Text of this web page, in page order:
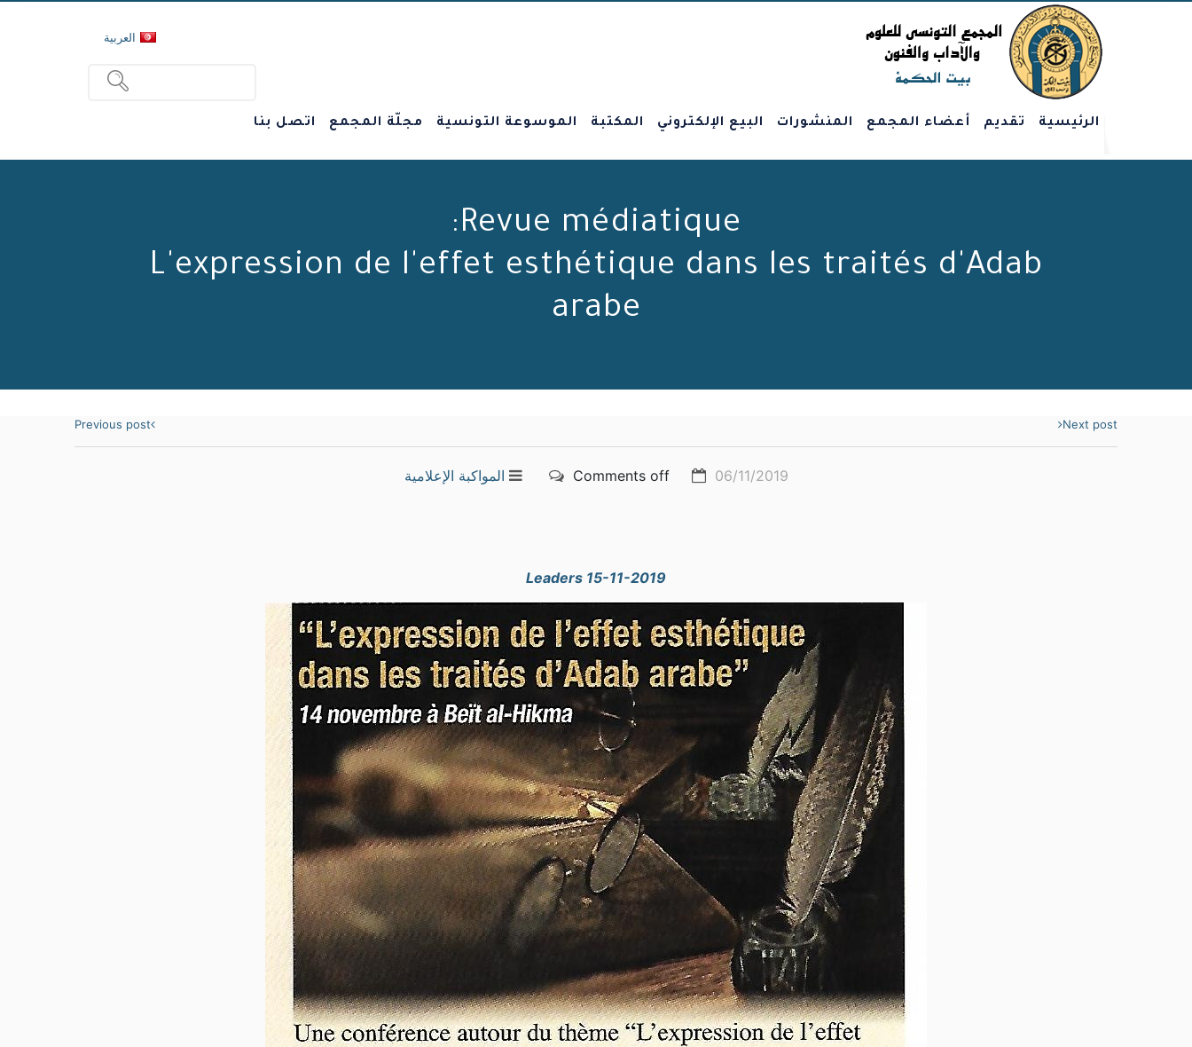
العربية
الرئيسية تقديم أعضاء المجمع المنشورات البيع الإلكتروني المكتبة الموسوعة التونسية مجلّة المجمع اتصل بنا
Revue médiatique:
L'expression de l'effet esthétique dans les traités d'Adab
arabe
Previous post Next post
06/11/2019
Comments off المواكبة الإعلامية
Leaders 15-11-2019